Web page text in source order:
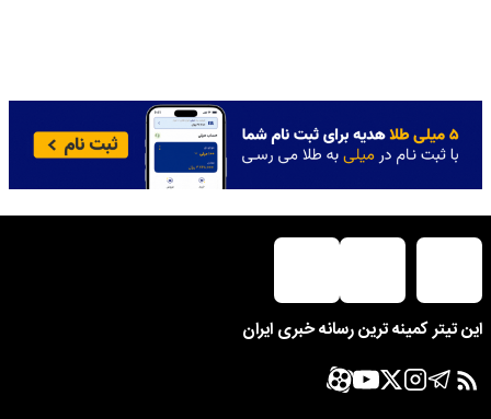
این تیتر کمینه ترین رسانه خبری ایران